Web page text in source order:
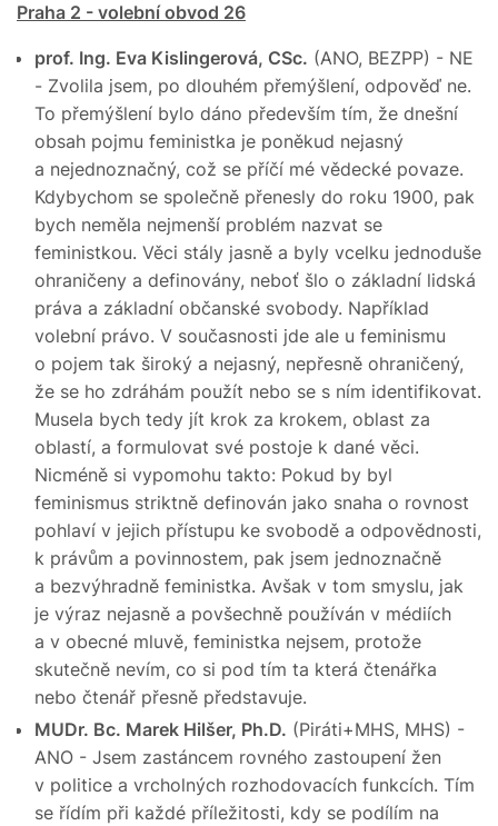
Praha 2 - volební obvod 26
prof. Ing. Eva Kislingerová, CSc. (ANO, BEZPP) - NE
- Zvolila jsem, po dlouhém přemýšlení, odpověď ne.
To přemýšlení bylo dáno především tím, že dnešní
obsah pojmu feministka je poněkud nejasný
a nejednoznačný, což se příčí mé vědecké povaze.
Kdybychom se společně přenesly do roku 1900, pak
bych neměla nejmenší problém nazvat se
feministkou. Věci stály jasně a byly vcelku jednoduše
ohraničeny a definovány, neboť šlo o základní lidská
práva a základní občanské svobody. Například
volební právo. V současnosti jde ale u feminismu
o pojem tak široký a nejasný, nepřesně ohraničený,
že se ho zdráhám použít nebo se s ním identifikovat.
Musela bych tedy jít krok za krokem, oblast za
oblastí, a formulovat své postoje k dané věci.
Nicméně si vypomohu takto: Pokud by byl
feminismus striktně definován jako snaha o rovnost
pohlaví v jejich přístupu ke svobodě a odpovědnosti,
k právům a povinnostem, pak jsem jednoznačně
a bezvýhradně feministka. Avšak v tom smyslu, jak
je výraz nejasně a povšechně používán v médiích
a v obecné mluvě, feministka nejsem, protože
skutečně nevím, co si pod tím ta která čtenářka
nebo čtenář přesně představuje.
MUDr. Bc. Marek Hilšer, Ph.D. (Piráti+MHS, MHS) -
ANO - Jsem zastáncem rovného zastoupení žen
v politice a vrcholných rozhodovacích funkcích. Tím
se řídím při každé příležitosti, kdy se podílím na